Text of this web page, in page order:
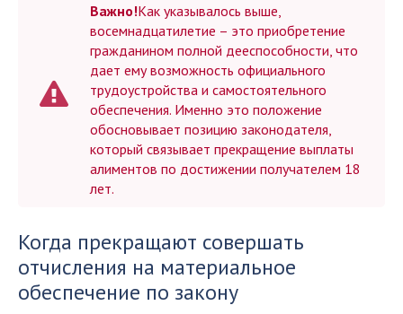
Важно!Как указывалось выше,
восемнадцатилетие – это приобретение
гражданином полной дееспособности, что
дает ему возможность официального
трудоустройства и самостоятельного
обеспечения. Именно это положение
обосновывает позицию законодателя,
который связывает прекращение выплаты
алиментов по достижении получателем 18
лет.
Когда прекращают совершать
отчисления на материальное
обеспечение по закону